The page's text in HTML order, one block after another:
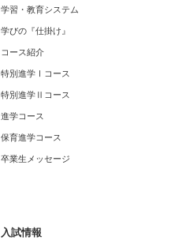
学習・教育システム
学びの『仕掛け』
コース紹介
特別進学Ⅰコース
特別進学Ⅱコース
進学コース
保育進学コース
卒業生メッセージ
入試情報